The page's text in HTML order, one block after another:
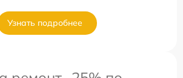
Узнать подробнее